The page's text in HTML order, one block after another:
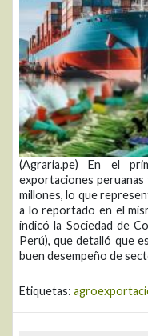
(Agraria.pe) En el
exportaciones peruanas
millones, lo que
a lo reportado en el
indicó la Sociedad de
Perú), que detalló que
buen desempeño de
Etiquetas: